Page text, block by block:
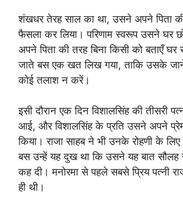
शंखधर तेरह साल का था, उसने अपने पिता
फैसला कर लिया। परिणाम स्वरूप उसने घर
अपने पिता की तरह बिना किसी को बताएँ
जाते बस एक खत लिख गया, ताकि उसके
कोई तलाश न करें।
इसी दौरान एक दिन विशालसिंह की तीसरी
आई, और विशालसिंह के प्रति उसने अपने
किया। राजा साहब ने भी उनके रोहणी के
बस उन्हें यह दुख था कि उसने यह बात सौलह
कह दी। मनोरमा से पहले सबसे प्रिय पत्नी
ही थी।